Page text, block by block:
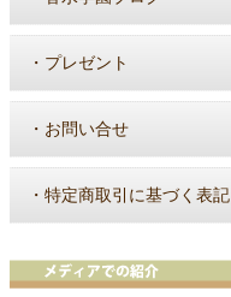
・ プレゼント
・ お問い合せ
・ 特定商取引に基づく表記